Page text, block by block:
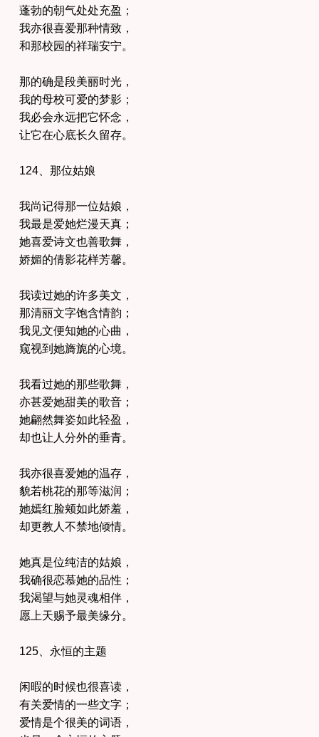
蓬勃的朝气处处充盈；
我亦很喜爱那种情致，
和那校园的祥瑞安宁。
那的确是段美丽时光，
我的母校可爱的梦影；
我必会永远把它怀念，
让它在心底长久留存。
124、那位姑娘
我尚记得那一位姑娘，
我最是爱她烂漫天真；
她喜爱诗文也善歌舞，
娇媚的倩影花样芳馨。
我读过她的许多美文，
那清丽文字饱含情韵；
我见文便知她的心曲，
窥视到她旖旎的心境。
我看过她的那些歌舞，
亦甚爱她甜美的歌音；
她翩然舞姿如此轻盈，
却也让人分外的垂青。
我亦很喜爱她的温存，
貌若桃花的那等滋润；
她嫣红脸颊如此娇羞，
却更教人不禁地倾情。
她真是位纯洁的姑娘，
我确很恋慕她的品性；
我渴望与她灵魂相伴，
愿上天赐予最美缘分。
125、永恒的主题
闲暇的时候也很喜读，
有关爱情的一些文字；
爱情是个很美的词语，